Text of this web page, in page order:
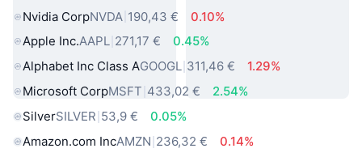
Nvidia CorpNVDA 190,43 €
0.10%
Apple Inc.AAPL 271,17 €
0.45%
Alphabet Inc Class AGOOGL 311,46 €
1.29%
Microsoft CorpMSFT 433,02 €
2.54%
SilverSILVER 53,9 €
0.05%
Amazon.com IncAMZN 236,32 € 0.14%